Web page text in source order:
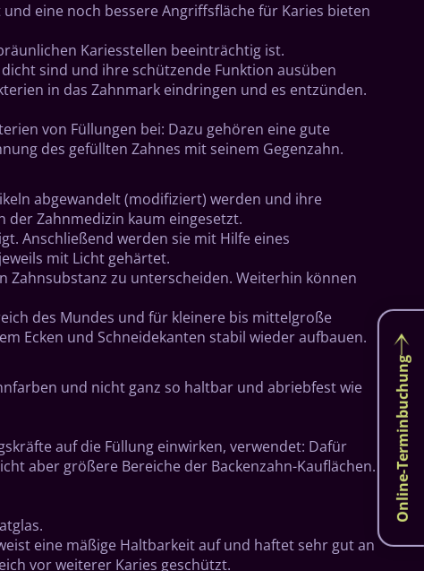
eine noch bessere Angriffsfläche für Karies bieten
Kariesstellen beeinträchtig ist.
sind und ihre schützende Funktion ausüben
in das Zahnmark eindringen und es entzünden.
von Füllungen bei: Dazu gehören eine gute
des gefüllten Zahnes mit seinem Gegenzahn.
abgewandelt (modifiziert) werden und ihre
Zahnmedizin kaum eingesetzt.
Anschließend werden sie mit Hilfe eines
mit Licht gehärtet.
zu unterscheiden. Weiterhin können
des Mundes und für kleinere bis mittelgroße
Ecken und Schneidekanten stabil wieder aufbauen.
und nicht ganz so haltbar und abriebfest wie
auf die Füllung einwirken, verwendet: Dafür
aber größere Bereiche der Backenzahn-Kauflächen.
eine mäßige Haltbarkeit auf und haftet sehr gut an
vor weiterer Karies geschützt.
Online-Terminbuchung